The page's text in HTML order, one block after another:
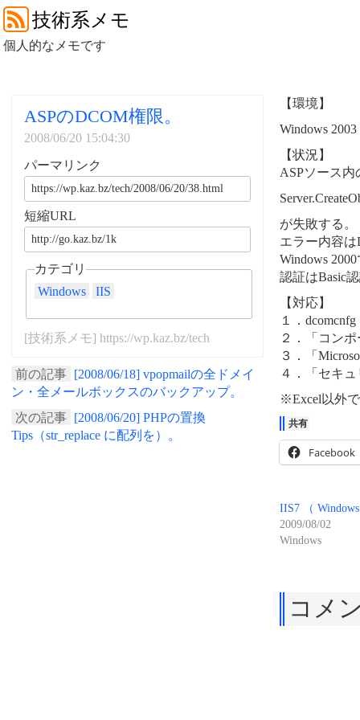
技術系メモ
個人的なメモです
ASPのDCOM権限。
2008/06/20 15:04:30
パーマリンク
短縮URL
カテゴリ
Windows
IIS
[技術系メモ] https://wp.kaz.bz/tech
前の記事
[2008/06/18] vpopmailの全ドメイ
ン・全メールボックスのバックアップ。
次の記事
[2008/06/20] PHPの置換
Tips（str_replace に配列を）。
【環境】
Windows
【状況】
ASPソース内
が失敗する。
エラー内容は
Windows
認証はBasic
【対応】
１．
２．「コン
３．「
４．「セキ
※Excel以外で
共有
Facebook
IIS7 （
2009/08/02
Windows
コメ